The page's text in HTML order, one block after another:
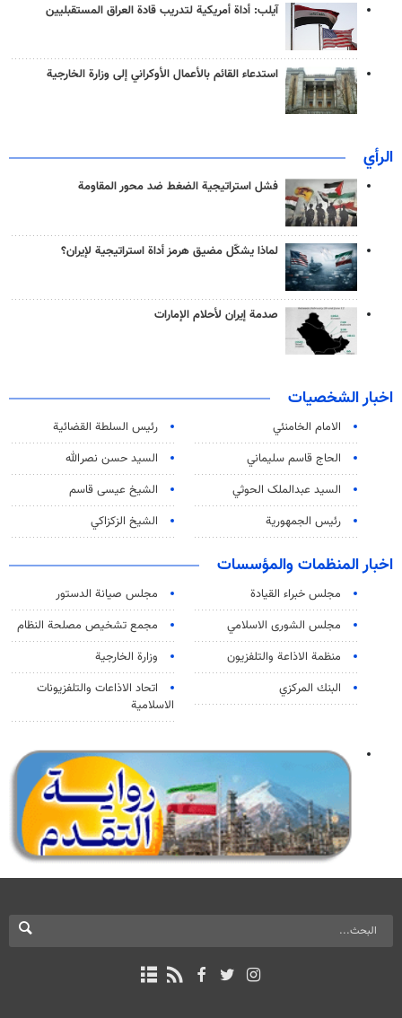
آيلب: أداة أمريكية لتدريب قادة العراق المستقبليين
استدعاء القائم بالأعمال الأوكراني إلى وزارة الخارجية
الرأي
فشل استراتيجية الضغط ضد محور المقاومة
لماذا يشكّل مضيق هرمز أداة استراتيجية لإيران؟
صدمة إيران لأحلام الإمارات
اخبار الشخصيات
الامام الخامنئي
رئیس السلطة القضائیة
الحاج قاسم سليماني
السيد حسن نصرالله
السید عبدالملک الحوثي
الشيخ عيسى قاسم
رئيس الجمهورية
الشيخ الزكزاكي
اخبار المنظمات والمؤسسات
مجلس خبراء القيادة
مجلس صيانة الدستور
مجلس الشورى الاسلامي
مجمع تشخيص مصلحة النظام
منظمة الاذاعة والتلفزیون
وزارة الخارجية
البنك المركزي
اتحاد الاذاعات والتلفزيونات
الاسلامية